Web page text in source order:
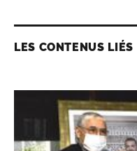
LES CONTENUS LIÉS